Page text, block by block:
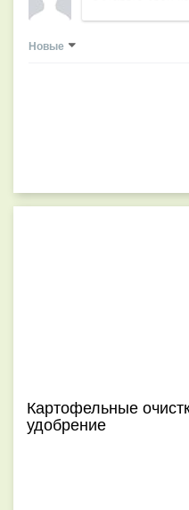
Новые
Картофельные
удобрение